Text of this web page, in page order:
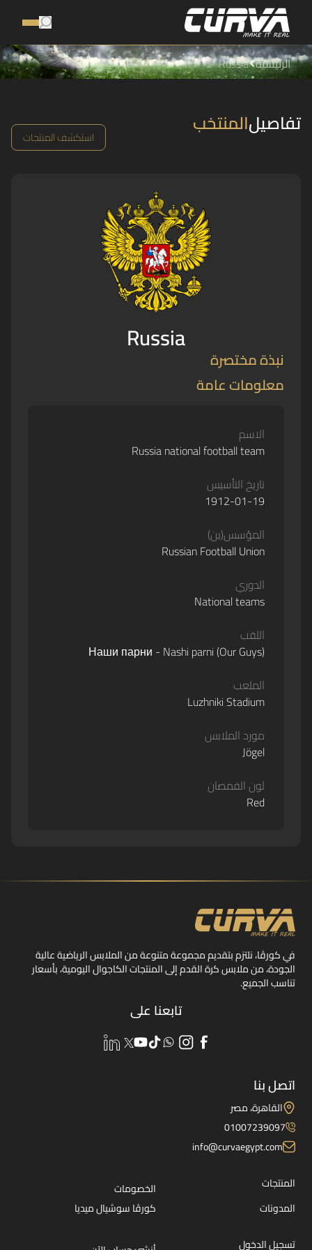
الرئيسية Russia
المنتخبتفاصيل استكشف المنتجات
Russia
نبذة مختصرة
معلومات عامة
الاسم
Russia national football team
تاريخ التأسيس
1912-01-19
المؤسس(ين)
Russian Football Union
الدوري
National teams
اللقب
Наши парни - Nashi parni (Our Guys)
الملعب
Luzhniki Stadium
مورد الملابس
Jögel
لون القمصان
Red
في كورڤا، نلتزم بتقديم مجموعة متنوعة من الملابس الرياضية عالية
الجودة، من ملابس كرة القدم إلى المنتجات الكاجوال اليومية، بأسعار
تناسب الجميع.
تابعنا على
اتصل بنا
القاهرة، مصر
01007239097
info@curvaegypt.com
المنتجات
الخصومات
المدونات
كورڤا سوشيال ميديا
تسجيل الدخول